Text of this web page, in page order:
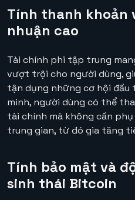
Tính thanh khoản
nhuận cao
Tài chính phi tập trung
vượt trội cho người dùng,
tận dụng những cơ hội
minh, người dùng có thể
tài chính mà không cần
trung gian, từ đó gia tăng
Tính bảo mật và
sinh thái Bitcoin